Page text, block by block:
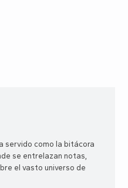
servido como la bitácora
se entrelazan notas,
el vasto universo de